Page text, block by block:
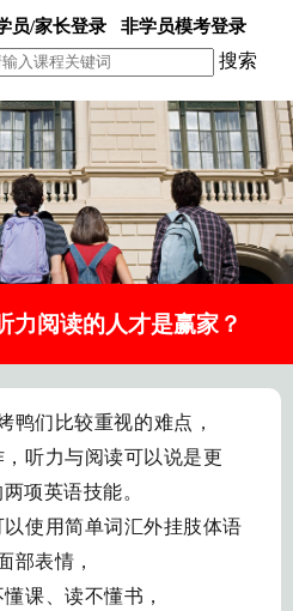
员/家长登录 非学员模考登录
搜索
力阅读的人才是赢家？
鸭们比较重视的难点，
听力与阅读可以说是更
项英语技能。
使用简单词汇外挂肢体语
部表情，
课、读不懂书，